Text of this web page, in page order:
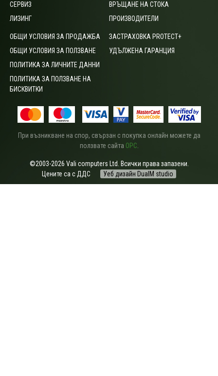
СЕРВИЗ
ЛИЗИНГ
ВРЪЩАНЕ НА СТОКА
ПРОИЗВОДИТЕЛИ
ОБЩИ УСЛОВИЯ ЗА ПРОДАЖБА
ОБЩИ УСЛОВИЯ ЗА ПОЛЗВАНЕ
ПОЛИТИКА ЗА ЛИЧНИТЕ ДАННИ
ПОЛИТИКА ЗА ПОЛЗВАНЕ НА
БИСКВИТКИ
ЗАСТРАХОВКА PROTECT+
УДЪЛЖЕНА ГАРАНЦИЯ
При възникване на спор, свързан с покупка онлайн можете да
ползвате сайта ОРС.
©2003-2026 Vali computers Ltd. Всички права запазени.
Цените са с ДДС
Уеб дизайн DualM studio